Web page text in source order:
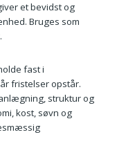
et bevidst og
Bruges som
fast i
fristelser opstår.
struktur og
kost, søvn og